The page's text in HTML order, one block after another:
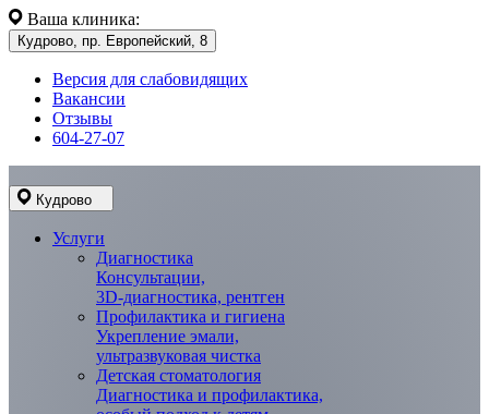
Ваша клиника:
Кудрово, пр. Европейский, 8
Версия для слабовидящих
Вакансии
Отзывы
604-27-07
Кудрово
Услуги
Диагностика
Консультации,
3D-диагностика, рентген
Профилактика и гигиена
Укрепление эмали,
ультразвуковая чистка
Детская стоматология
Диагностика и профилактика,